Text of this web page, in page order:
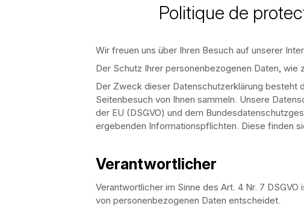
Politique de
Wir freuen uns über Ihren Besuch auf unserer
Der Schutz Ihrer personenbezogenen Daten, wie
Der Zweck dieser Datenschutzerklärung besteht
Seitenbesuch von Ihnen sammeln. Unsere
der EU (DSGVO) und dem
ergebenden Informationspflichten. Diese finden
Verantwortlicher
Verantwortlicher im Sinne des Art. 4 Nr. 7
von personenbezogenen Daten entscheidet.